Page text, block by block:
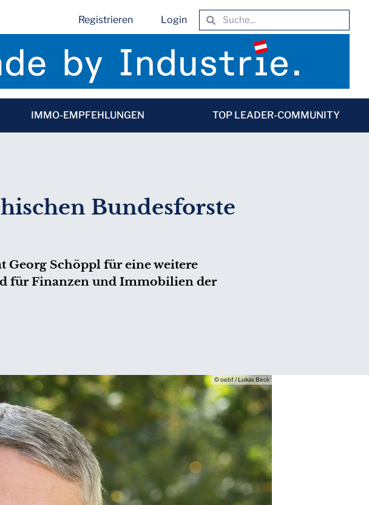
Registrieren Login
IMMO-EMPFEHLUNGEN TOP LEADER-COMMUNITY
Bundesforste
Georg Schöppl für eine weitere
für Finanzen und Immobilien der
© oebf / Lukas Beck